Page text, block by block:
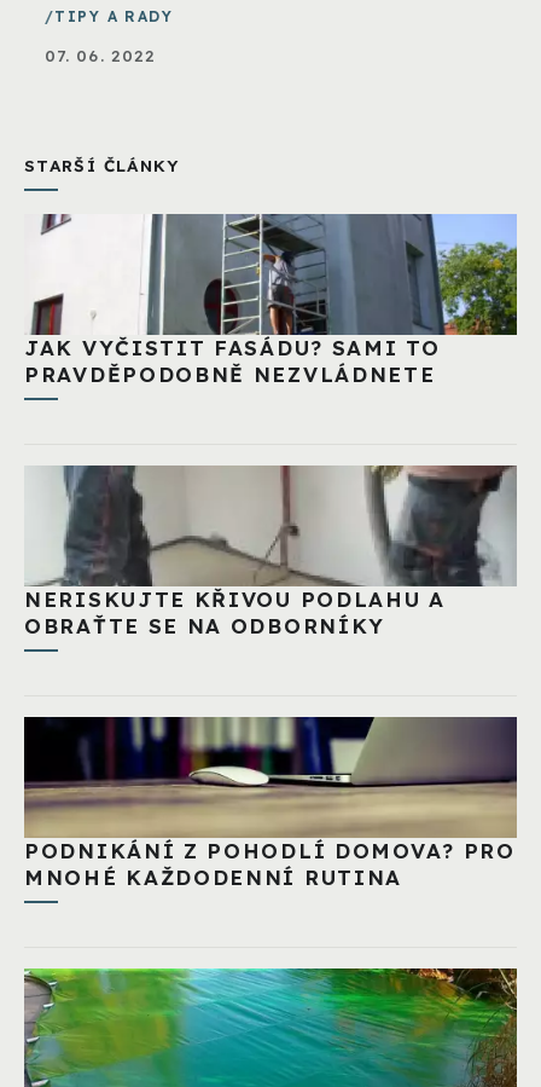
TIPY A RADY
07. 06. 2022
STARŠÍ ČLÁNKY
JAK VYČISTIT FASÁDU? SAMI TO
PRAVDĚPODOBNĚ NEZVLÁDNETE
NERISKUJTE KŘIVOU PODLAHU A
OBRAŤTE SE NA ODBORNÍKY
PODNIKÁNÍ Z POHODLÍ DOMOVA? PRO
MNOHÉ KAŽDODENNÍ RUTINA